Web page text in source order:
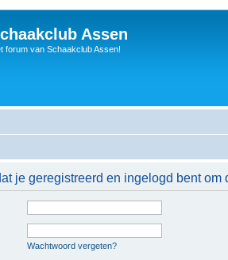
Assen
forum van Schaakclub Assen!
je geregistreerd en ingelogd bent
Wachtwoord vergeten?